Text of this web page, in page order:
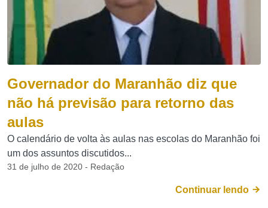
Governador do Maranhão diz que
não há previsão para retorno das
aulas
O calendário de volta às aulas nas escolas do Maranhão foi
um dos assuntos discutidos...
31 de julho de 2020 - Redação
Continuar lendo